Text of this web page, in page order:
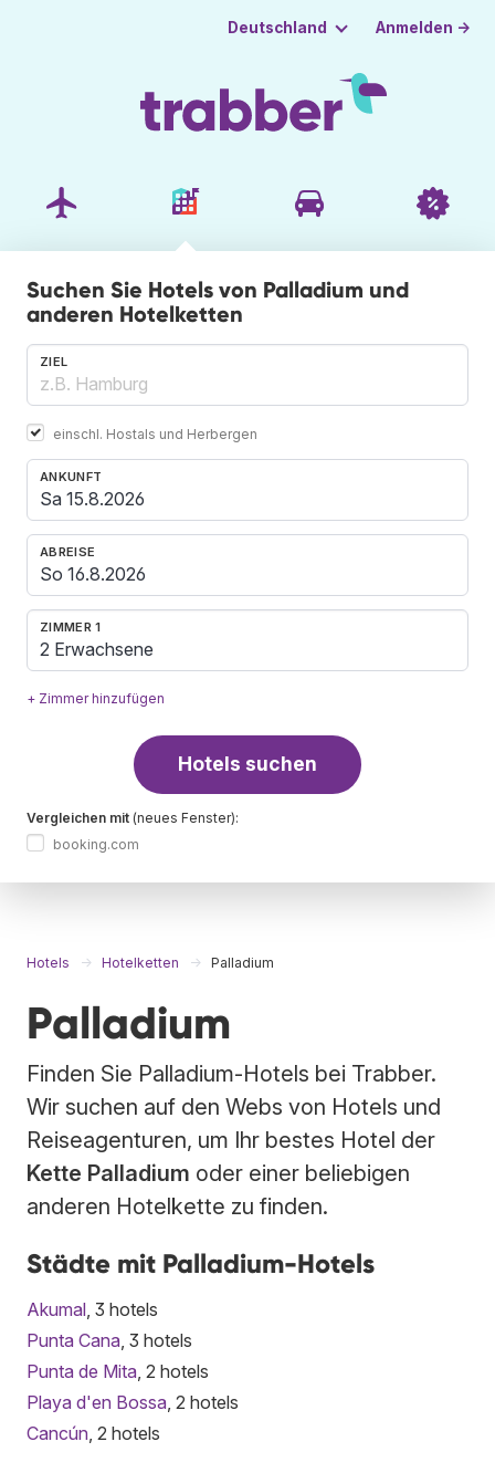
Deutschland Anmelden →
Suchen Sie Hotels von Palladium und
anderen Hotelketten
ZIEL
einschl. Hostals und Herbergen
ANKUNFT
ABREISE
ZIMMER 1
2 Erwachsene
+ Zimmer hinzufügen
Hotels suchen
Vergleichen mit (neues Fenster):
booking.com
Hotels Hotelketten Palladium
Palladium
Finden Sie Palladium-Hotels bei Trabber.
Wir suchen auf den Webs von Hotels und
Reiseagenturen, um Ihr bestes Hotel der
Kette Palladium oder einer beliebigen
anderen Hotelkette zu finden.
Städte mit Palladium-Hotels
Akumal , 3 hotels
Punta Cana , 3 hotels
Punta de Mita , 2 hotels
Playa d'en Bossa , 2 hotels
Cancún , 2 hotels